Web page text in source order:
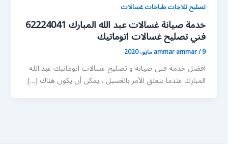
تصليح ثلاجات طباخات غسالات
خدمة صيانة غسالات عبد الله المبارك 62224041
فني تصليح غسالات اتوماتيك
ammar ammar/9 مايو، 2020
افضل خدمة فني صيانة و تصليح غسالات اتوماتيك عبد الله
المبارك عندما يتعلق الأمر بالغسيل ، يمكن أن يكون هناك […]